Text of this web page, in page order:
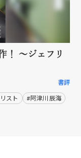
！ ～ジェフリ
書評
スト #阿津川 辰海